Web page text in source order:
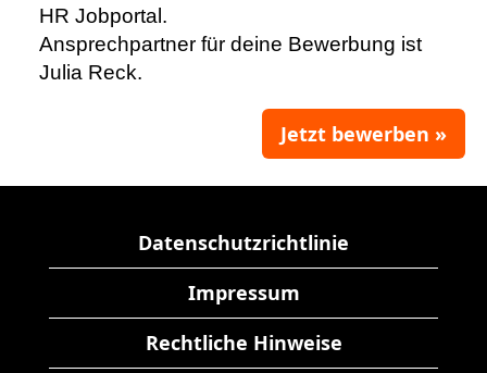
HR Jobportal.
Ansprechpartner für deine Bewerbung ist
Julia Reck.
Jetzt bewerben »
Datenschutzrichtlinie
Impressum
Rechtliche Hinweise